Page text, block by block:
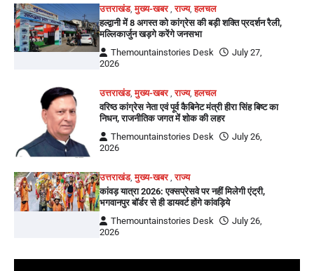
उत्तराखंड,मुख्य-खबर,राज्य,हलचल
हल्द्वानी में 8 अगस्त को कांग्रेस की बड़ी शक्ति प्रदर्शन रैली,
मल्लिकार्जुन खड़गे करेंगे जनसभा
Themountainstories Desk
July 27,
2026
उत्तराखंड,मुख्य-खबर,राज्य,हलचल
वरिष्ठ कांग्रेस नेता एवं पूर्व कैबिनेट मंत्री हीरा सिंह बिष्ट का
निधन, राजनीतिक जगत में शोक की लहर
Themountainstories Desk
July 26,
2026
उत्तराखंड,मुख्य-खबर,राज्य
कांवड़ यात्रा 2026: एक्सप्रेसवे पर नहीं मिलेगी एंट्री,
भगवानपुर बॉर्डर से ही डायवर्ट होंगे कांवड़िये
Themountainstories Desk
July 26,
2026